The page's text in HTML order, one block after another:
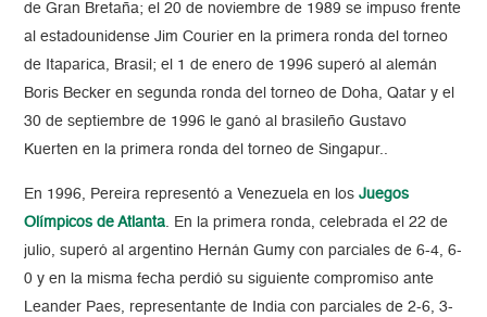
de Gran Bretaña; el 20 de noviembre de 1989 se impuso frente
al estadounidense Jim Courier en la primera ronda del torneo
de Itaparica, Brasil; el 1 de enero de 1996 superó al alemán
Boris Becker en segunda ronda del torneo de Doha, Qatar y el
30 de septiembre de 1996 le ganó al brasileño Gustavo
Kuerten en la primera ronda del torneo de Singapur..
En 1996, Pereira representó a Venezuela en losJuegos
Olímpicos de Atlanta. En la primera ronda, celebrada el 22 de
julio, superó al argentino Hernán Gumy con parciales de 6-4, 6-
0 y en la misma fecha perdió su siguiente compromiso ante
Leander Paes, representante de India con parciales de 2-6, 3-